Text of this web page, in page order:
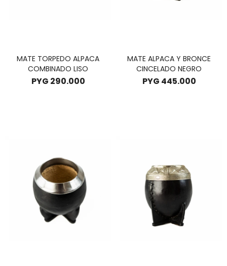
MATE TORPEDO ALPACA
COMBINADO LISO
PYG 290.000
MATE ALPACA Y BRONCE
CINCELADO NEGRO
PYG 445.000